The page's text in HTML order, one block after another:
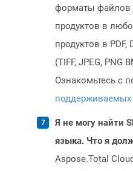
форматы файлов
продуктов в
продуктов в PDF,
(TIFF, JPEG, PNG
Ознакомьтесь с
Я не могу найти
языка. Что я
Aspose.Total